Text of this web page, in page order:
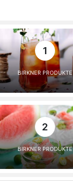
1
BIRKNER PRODUKTE
2
BIRKNER PRODUKTE